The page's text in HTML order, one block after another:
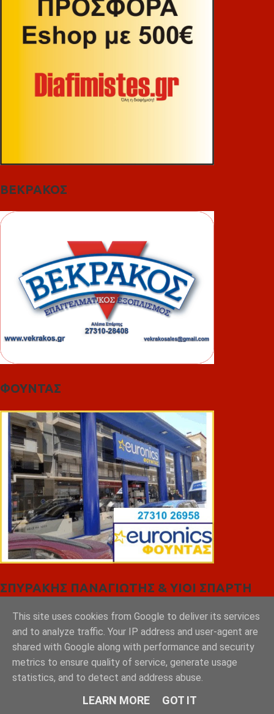
ΒΕΚΡΑΚΟΣ
ΦΟΥΝΤΑΣ
ΣΠΥΡΑΚΗΣ ΠΑΝΑΓΙΩΤΗΣ & YIOI ΣΠΑΡΤΗ
This site uses cookies from Google to deliver its services
and to analyze traffic. Your IP address and user-agent are
shared with Google along with performance and security
metrics to ensure quality of service, generate usage
statistics, and to detect and address abuse.
LEARN MORE GOT IT